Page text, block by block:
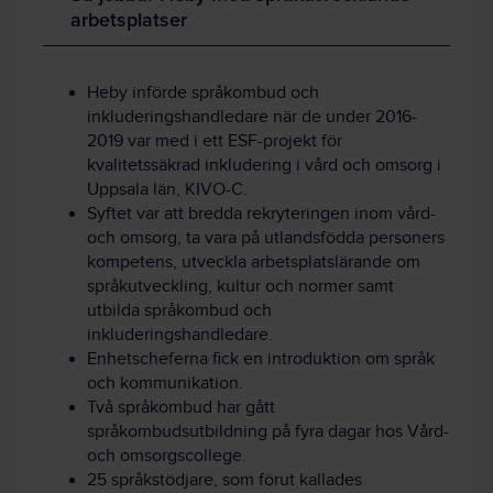
arbetsplatser
Heby införde språkombud och
inkluderingshandledare när de under 2016-
2019 var med i ett ESF-projekt för
kvalitetssäkrad inkludering i vård och omsorg i
Uppsala län, KIVO-C.
Syftet var att bredda rekryteringen inom vård-
och omsorg, ta vara på utlandsfödda personers
kompetens, utveckla arbetsplatslärande om
språkutveckling, kultur och normer samt
utbilda språkombud och
inkluderingshandledare.
Enhetscheferna fick en introduktion om språk
och kommunikation.
Två språkombud har gått
språkombudsutbildning på fyra dagar hos Vård-
och omsorgscollege.
25 språkstödjare, som förut kallades